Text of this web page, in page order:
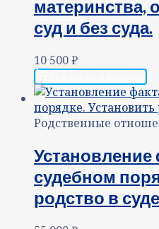
материнства,
суд и без суда.
10 500₽
Родственные
Установление
судебном
родство в